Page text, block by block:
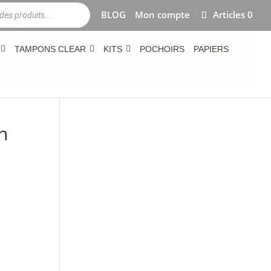
BLOG Mon compte Articles 0
TAMPONS CLEAR KITS POCHOIRS PAPIERS